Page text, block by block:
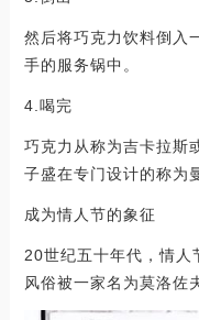
然后将巧克力饮料倒入
手的服务锅中。
4.喝完
巧克力从称为吉卡拉斯
子盛在专门设计的称为
成为情人节的象征
20世纪五十年代，情人
风俗被一家名为莫洛佐